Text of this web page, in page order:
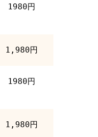
1980円
1,980円
1980円
1,980円